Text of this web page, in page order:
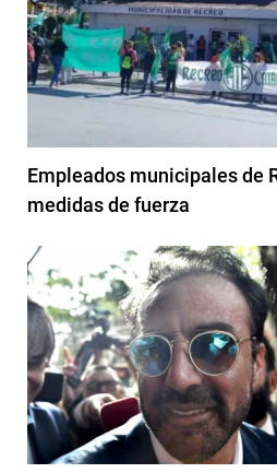
Empleados municipales de
medidas de fuerza